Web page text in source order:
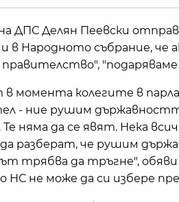
ДПС Делян Пеевски
Народното събрание, че
в момента колегите в
- ние рушим
няма да се явят. Нека
разберат, че рушим
трябва да тръгне",
НС не може да си избере